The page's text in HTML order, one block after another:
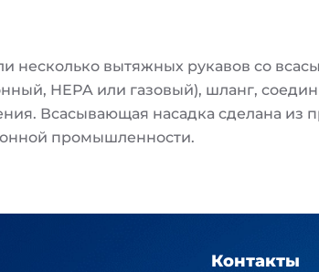
вытяжных рукавов со
HEPA или газовый), шланг,
Всасывающая насадка сделана из
промышленности.
Контакты